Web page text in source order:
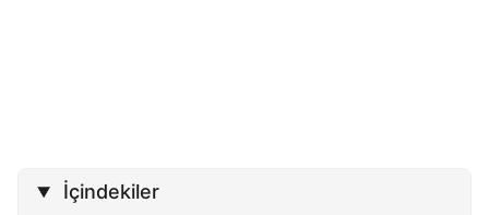
İçindekiler